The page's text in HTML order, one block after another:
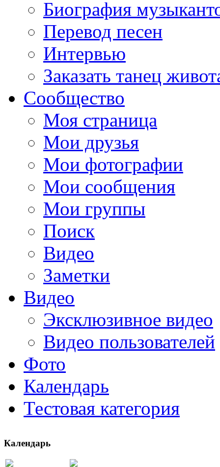
Биография
Перевод песен
Интервью
Заказать танец
Сообщество
Моя страница
Мои друзья
Мои фотографии
Мои сообщения
Мои группы
Поиск
Видео
Заметки
Видео
Эксклюзивное видео
Видео пользователей
Фото
Календарь
Тестовая категория
Календарь